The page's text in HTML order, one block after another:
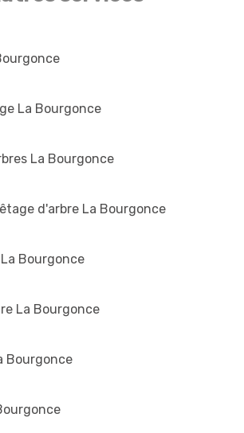
La Bourgonce
La Bourgonce
d'arbre La Bourgonce
Bourgonce
La Bourgonce
Bourgonce